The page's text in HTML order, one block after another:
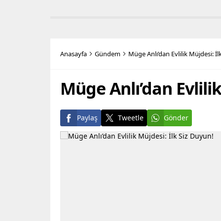
geçiyoruz” Ziyaretin ardından
ilişkin
Anasayfa Gündem Müge Anlı’dan Evlilik Müjdesi:
Müge Anlı’dan
Paylaş Tweetle Gönder